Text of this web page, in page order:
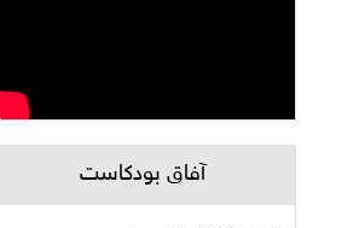
آفاق بودكاست